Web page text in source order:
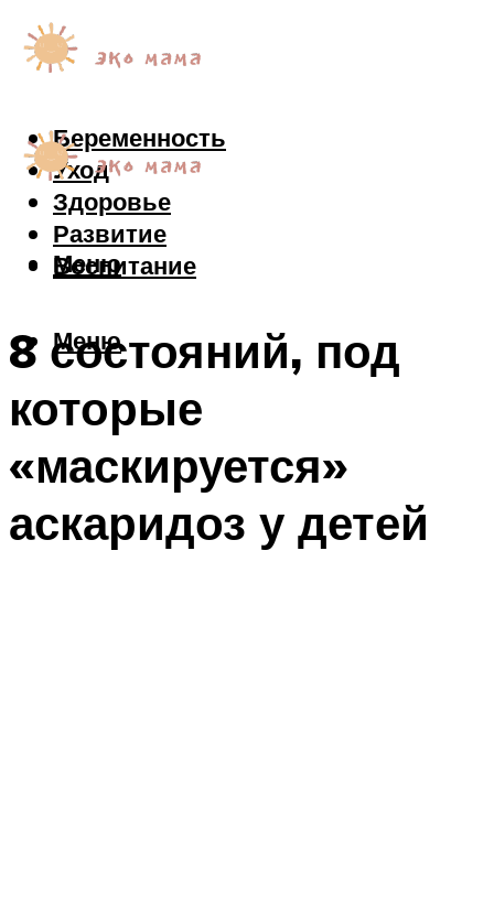
Беременность
Уход
Здоровье
Развитие
Воспитание
Меню
Меню
8 состояний, под
которые
«маскируется»
аскаридоз у детей